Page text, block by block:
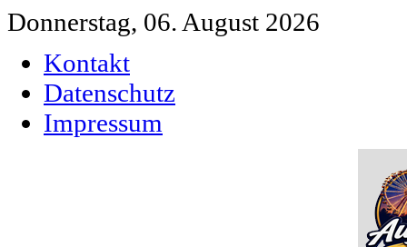
Donnerstag, 06. August 2026
Kontakt
Datenschutz
Impressum